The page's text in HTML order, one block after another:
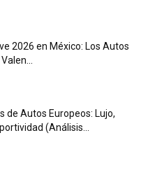
2026 en México: Los Autos
de Autos Europeos: Lujo,
(Análisis...